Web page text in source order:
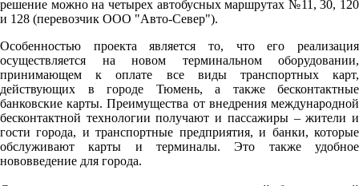
решение можно на четырех автобусных маршрутах №11, 30, 120
и 128 (перевозчик ООО "Авто-Север").
Особенностью проекта является то, что его реализация
осуществляется на новом терминальном оборудовании,
принимающем к оплате все виды транспортных карт,
действующих в городе Тюмень, а также бесконтактные
банковские карты. Преимущества от внедрения международной
бесконтактной технологии получают и пассажиры – жители и
гости города, и транспортные предприятия, и банки, которые
обслуживают карты и терминалы. Это также удобное
нововведение для города.